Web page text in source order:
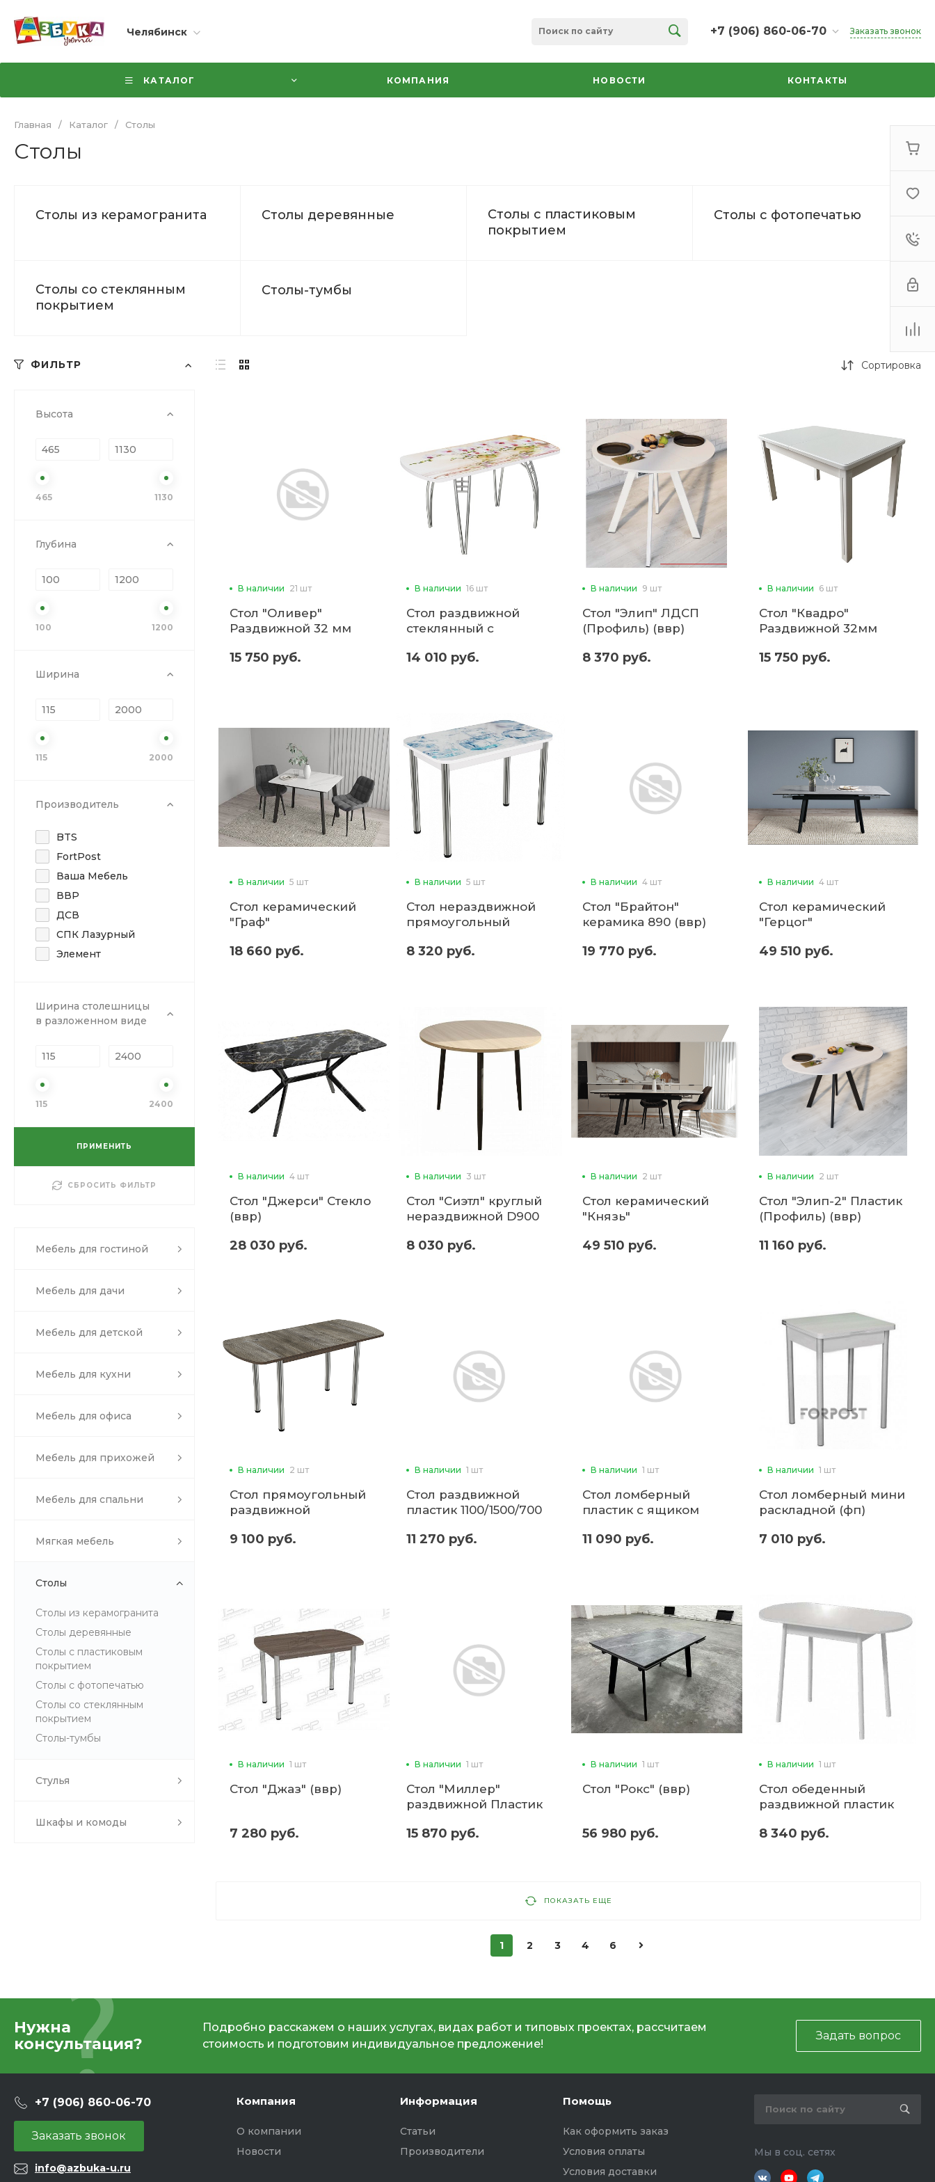
Челябинск +7 (906) 860-06-70
+7 (906) 860-06-70
г. Челябинск, ТК Кольцо,
секция 35
Заказать звонок
КАТАЛОГ КОМПАНИЯ НОВОСТИ КОНТАКТЫ
Главная / Каталог / Столы
Столы
Столы из керамогранита Столы деревянные
Столы с пластиковым
покрытием
Столы с фотопечатью
Столы со стеклянным
покрытием
Столы-тумбы
ФИЛЬТР
Высота
465 1130
Глубина
100 1200
Ширина
115 2000
Производитель
BTS
FortPost
Ваша Мебель
ВВР
ДСВ
СПК Лазурный
Элемент
Ширина столешницы
в разложенном виде
115 2400
ПРИМЕНИТЬ
СБРОСИТЬ ФИЛЬТР
Мебель для гостиной
Мебель для дачи
Мебель для детской
Мебель для кухни
Мебель для офиса
Мебель для прихожей
Мебель для спальни
Мягкая мебель
Столы
Столы из керамогранита
Столы деревянные
Столы с пластиковым
покрытием
Столы с фотопечатью
Столы со стеклянным
покрытием
Столы-тумбы
Стулья
Шкафы и комоды
Сортировка
В наличии 21 шт
Стол "Оливер"
Раздвижной 32 мм
15 750 руб.
В наличии 16 шт
Стол раздвижной
стеклянный с
(ввр)
14 010 руб.
В наличии 9 шт
Стол "Элип" ЛДСП
(Профиль) (ввр)
8 370 руб.
В наличии 6 шт
Стол "Квадро"
Раздвижной 32мм
15 750 руб.
В наличии 5 шт
Стол керамический
"Граф"
18 660 руб.
В наличии 5 шт
Стол нераздвижной
прямоугольный
фотопечатью прямой
8 320 руб.
В наличии 4 шт
Стол "Брайтон"
керамика 890 (ввр)
19 770 руб.
В наличии 4 шт
Стол керамический
"Герцог"
49 510 руб.
В наличии 4 шт
Стол "Джерси" Стекло
(ввр)
28 030 руб.
В наличии 3 шт
Стол "Сиэтл" круглый
нераздвижной D900
8 030 руб.
В наличии 2 шт
Стол керамический
"Князь"
49 510 руб.
В наличии 2 шт
Стол "Элип-2" Пластик
(Профиль) (ввр)
11 160 руб.
В наличии 2 шт
Стол прямоугольный
раздвижной
(ввр)
9 100 руб.
В наличии 1 шт
Стол раздвижной
пластик 1100/1500/700
11 270 руб.
В наличии 1 шт
Стол ломберный
пластик с ящиком
11 090 руб.
В наличии 1 шт
Стол ломберный мини
раскладной (фп)
7 010 руб.
В наличии 1 шт
Стол "Джаз" (ввр)
7 280 руб.
В наличии 1 шт
Стол "Миллер"
раздвижной Пластик
15 870 руб.
В наличии 1 шт
Стол "Рокс" (ввр)
56 980 руб.
В наличии 1 шт
Стол обеденный
раздвижной пластик
8 340 руб.
ПОКАЗАТЬ ЕЩЕ
1 2 3 4 6
Нужна
консультация?
Подробно расскажем о наших услугах, видах работ и типовых проектах, рассчитаем
стоимость и подготовим индивидуальное предложение!
Задать вопрос
+7 (906) 860-06-70
Заказать звонок
info@azbuka-u.ru
Компания
О компании
Новости
Информация
Статьи
Производители
Помощь
Как оформить заказ
Условия оплаты
Условия доставки
Мы в соц. сетях